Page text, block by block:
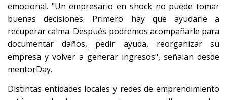
emocional. "Un empresario en shock no puede tomar
buenas decisiones. Primero hay que ayudarle a
recuperar calma. Después podremos acompañarle para
documentar daños, pedir ayuda, reorganizar su
empresa y volver a generar ingresos", señalan desde
mentorDay.
Distintas entidades locales y redes de emprendimiento